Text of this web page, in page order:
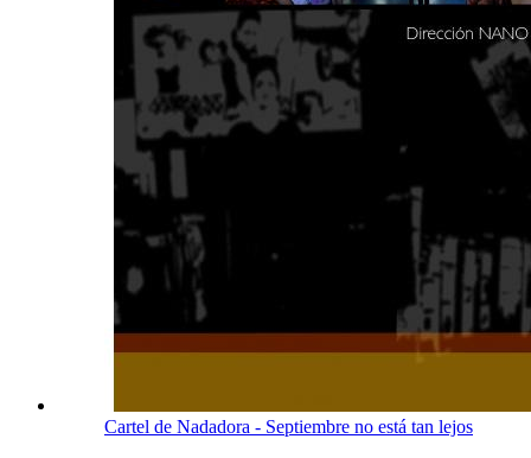
Cartel de Nadadora - Septiembre no está tan lejos